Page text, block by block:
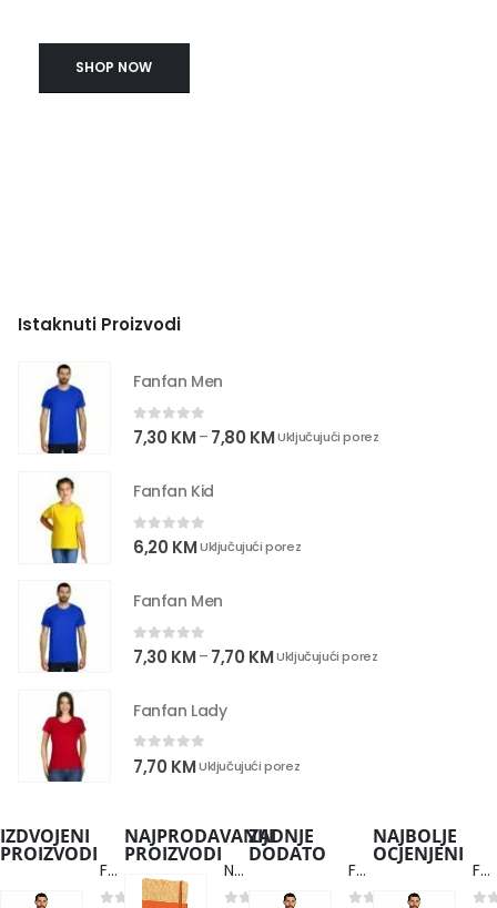
SHOP NOW
Istaknuti Proizvodi
Fanfan Men
0out of 5
7,30 KM– 7,80 KMUključujući porez
Fanfan Kid
0out of 5
6,20 KMUključujući porez
Fanfan Men
0out of 5
7,30 KM– 7,70 KMUključujući porez
Fanfan Lady
0out of 5
7,70 KMUključujući porez
IZDVOJENI
PROIZVODI
Fanfan Men
NAJPRODAVANIJI
PROIZVODI
Note Cork
ZADNJE
DODATO
Fanfan Men
NAJBOLJE
OCJENJENI
Fanfan Men